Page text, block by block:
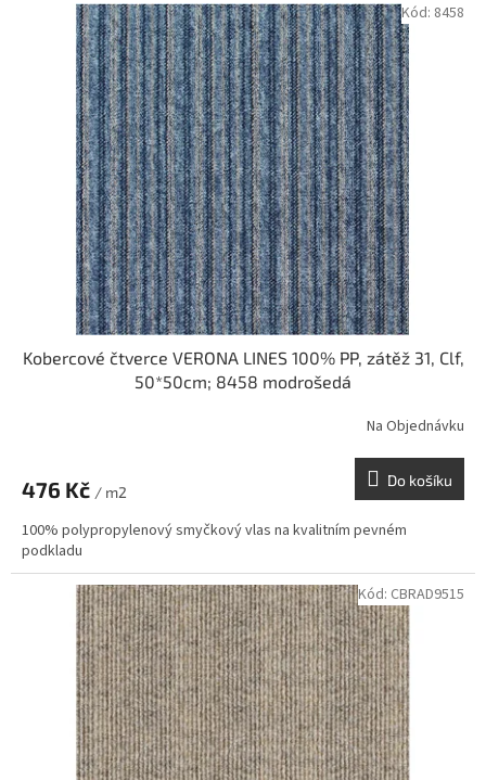
Kobercové čtverce VERONA LINES 100% PP, zátěž 31, Clf,
50*50cm; 8458 modrošedá
Na Objednávku
476 Kč / m2
Do košíku
100% polypropylenový smyčkový vlas na kvalitním pevném
podkladu
Kód: 8458
Kód: CBRAD9515